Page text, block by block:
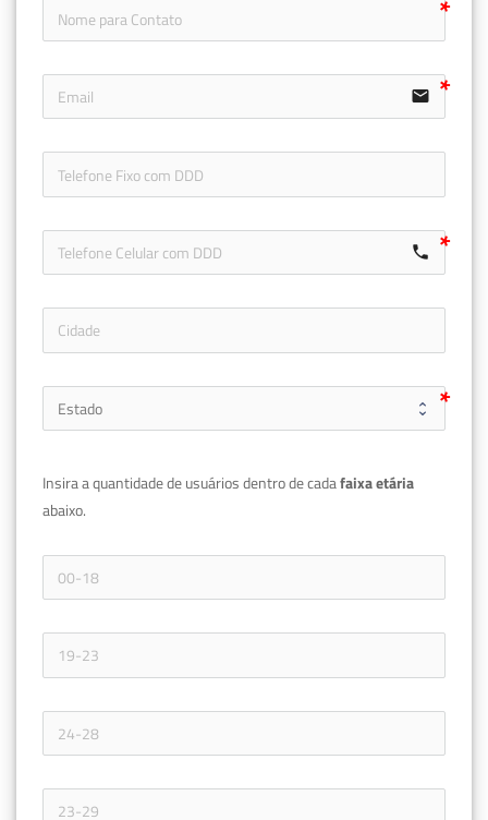
email
call
Insira a quantidade de usuários dentro de cada
abaixo.